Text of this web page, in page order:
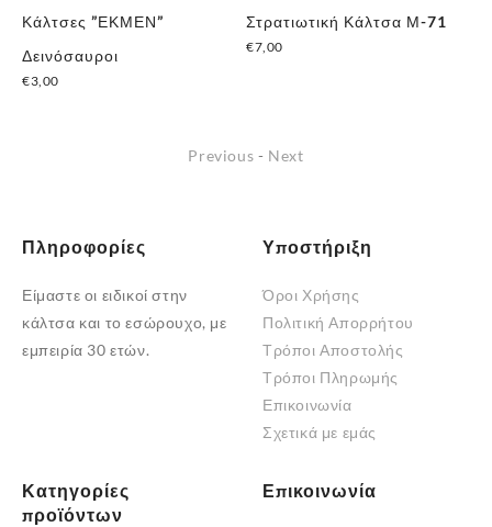
Κάλτσες ”ΕΚΜΕΝ”
Δεινόσαυροι
€3,00
Στρατιωτική Κάλτσα Μ-71
€7,00
Οι
μπορούν
να
επιλεγούν
στη
σελίδα
του
Previous - Next
Πληροφορίες
Είμαστε οι ειδικοί στην
κάλτσα και το εσώρουχο, με
εμπειρία 30 ετών.
Υποστήριξη
Όροι Χρήσης
Πολιτική Απορρήτου
Τρόποι Αποστολής
Τρόποι Πληρωμής
Επικοινωνία
Σχετικά με εμάς
Κατηγορίες
προϊόντων
Επικοινωνία